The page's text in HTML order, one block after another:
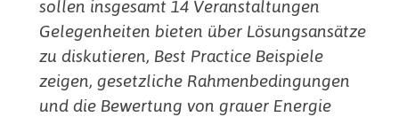
sollen insgesamt 14 Veranstaltungen
Gelegenheiten bieten über Lösungsansätze
zu diskutieren, Best Practice Beispiele
zeigen, gesetzliche Rahmenbedingungen
und die Bewertung von grauer Energie